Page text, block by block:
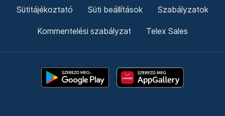
Sütitájékoztató Süti beállítások Szabályzatok
Kommentelési szabályzat Telex Sales